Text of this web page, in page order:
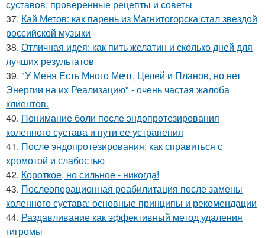
суставов: проверенные рецепты и советы
37. Кай Метов: как парень из Магнитогорска стал звездой
российской музыки
38. Отличная идея: как пить желатин и сколько дней для
лучших результатов
39. "У Меня Есть Много Мечт, Целей и Планов, но нет
Энергии на их Реализацию" - очень частая жалоба
клиентов.
40. Понимание боли после эндопротезирования
коленного сустава и пути ее устранения
41. После эндопротезирования: как справиться с
хромотой и слабостью
42. Короткое, но сильное - никогда!
43. Послеоперационная реабилитация после замены
коленного сустава: основные принципы и рекомендации
44. Раздавливание как эффективный метод удаления
гигромы